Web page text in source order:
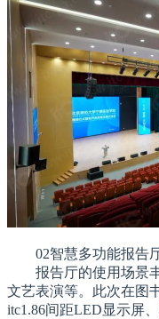
02智慧多功能报告
报告厅的使用场景
文艺表演等。此次在图
itc1.86间距LED显示屏